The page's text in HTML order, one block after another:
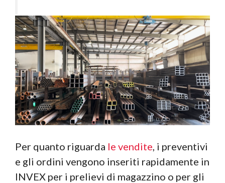
Per quanto riguarda le vendite, i preventivi
e gli ordini vengono inseriti rapidamente in
INVEX per i prelievi di magazzino o per gli